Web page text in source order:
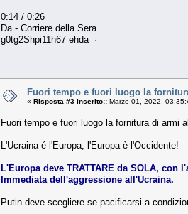
0:14 / 0:26
Da - Corriere della Sera
g0tg2Shpi11h67 ehda ·
Fuori tempo e fuori luogo la
« Risposta #3 inserito:: Marzo 01, 2022,
Fuori tempo e fuori luogo la fornitura di armi
L'Ucraina é l'Europa, l'Europa è l'Occidente!
L'Europa deve TRATTARE da SOLA,
Immediata dell'aggressione all'Ucraina.
Putin deve scegliere se pacificarsi a